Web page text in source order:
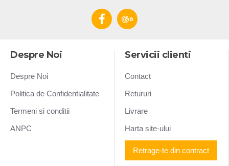
Despre Noi
Despre Noi
Politica de Confidentialitate
Termeni si conditii
ANPC
Servicii clienti
Contact
Retururi
Livrare
Harta site-ului
Retrage-te din contract